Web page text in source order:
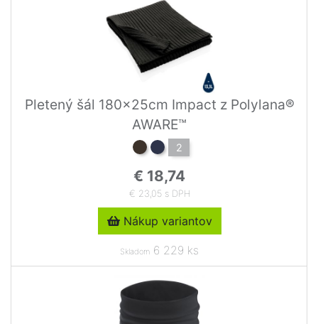
Pletený šál 180x25cm Impact z Polylana®
AWARE™
2
€ 18,74
€ 23,05 s DPH
Nákup variantov
Skladom 6 229 ks